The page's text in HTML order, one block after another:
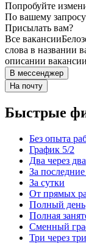
Попробуйте
По вашему
Присылать вам?
Все вакансии
слова в названии
описании вакансии
В мессенджер
На почту
Быстрые
Без опыта
График 5/2
Два через два
За
За сутки
От прямых
Полный день
Полная
Сменный
Три через три